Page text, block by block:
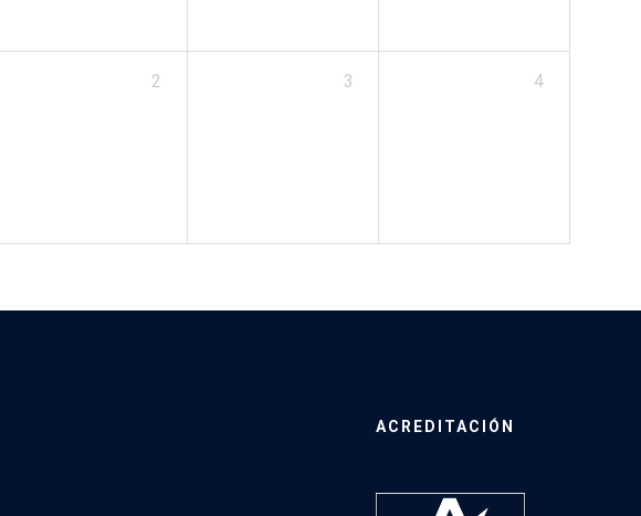
2 3 4
ACREDITACIÓN